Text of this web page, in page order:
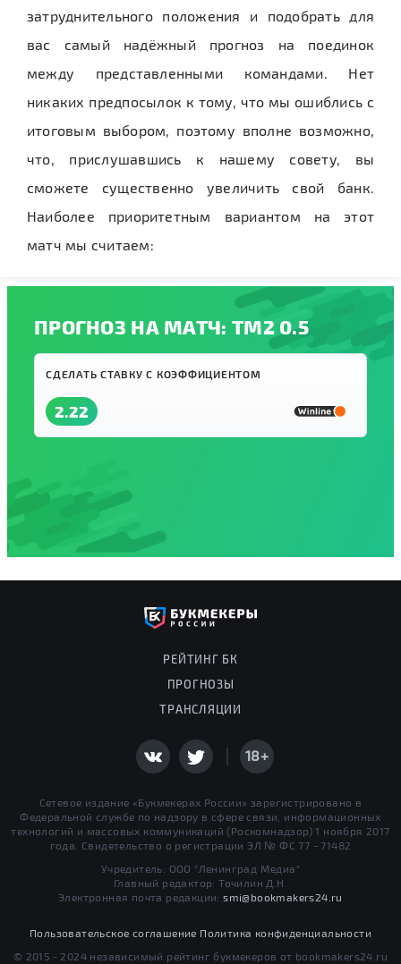
затруднительного положения и подобрать для
вас самый надёжный прогноз на поединок
между представленными командами. Нет
никаких предпосылок к тому, что мы ошиблись с
итоговым выбором, поэтому вполне возможно,
что, прислушавшись к нашему совету, вы
сможете существенно увеличить свой банк.
Наиболее приоритетным вариантом на этот
матч мы считаем:
ПРОГНОЗ НА МАТЧ: ТМ2 0.5
СДЕЛАТЬ СТАВКУ С КОЭФФИЦИЕНТОМ
2.22
РЕЙТИНГ БК
ПРОГНОЗЫ
ТРАНСЛЯЦИИ
18+
Сетевое издание «Букмекерах России» зарегистрировано в
Федеральной службе по надзору в сфере связи, информационных
технологий и массовых коммуникаций (Роскомнадзор) 1 ноября 2017
года. Свидетельство о регистрации ЭЛ № ФС 77 - 71482
Учредитель: ООО "Ленинград Медиа"
Главный редактор: Точилин Д.Н.
Электронная почта редакции:smi@bookmakers24.ru
Пользовательское соглашение Политика конфиденциальности
© 2015 - 2024 независимый рейтинг букмекеров от bookmakers24.ru